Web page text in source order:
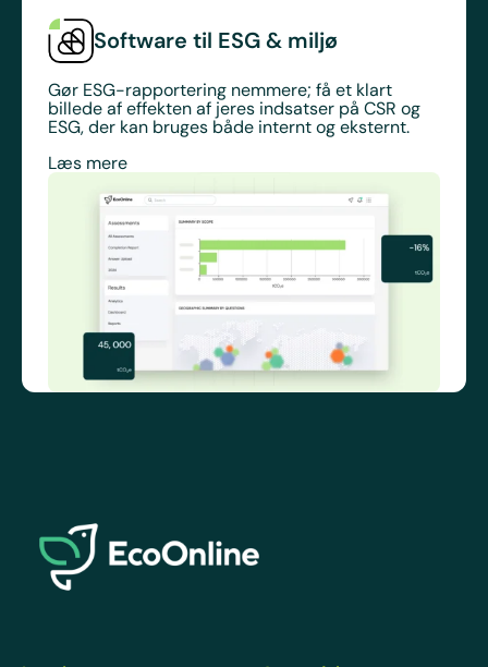
Software til ESG & miljø
Gør ESG-rapportering nemmere; få et klart
billede af effekten af jeres indsatser på CSR og
ESG, der kan bruges både internt og eksternt.
Læs mere